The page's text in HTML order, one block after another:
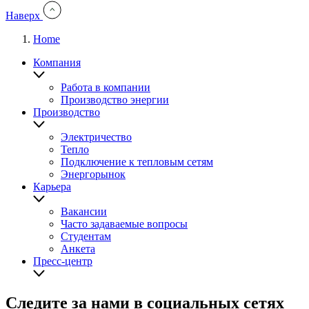
Наверх
Home
Компания
Работа в компании
Производство энергии
Производство
Электричество
Тепло
Подключение к тепловым сетям
Энергорынок
Карьера
Вакансии
Часто задаваемые вопросы
Студентам
Анкета
Пресс-центр
Следите за нами в социальных сетях